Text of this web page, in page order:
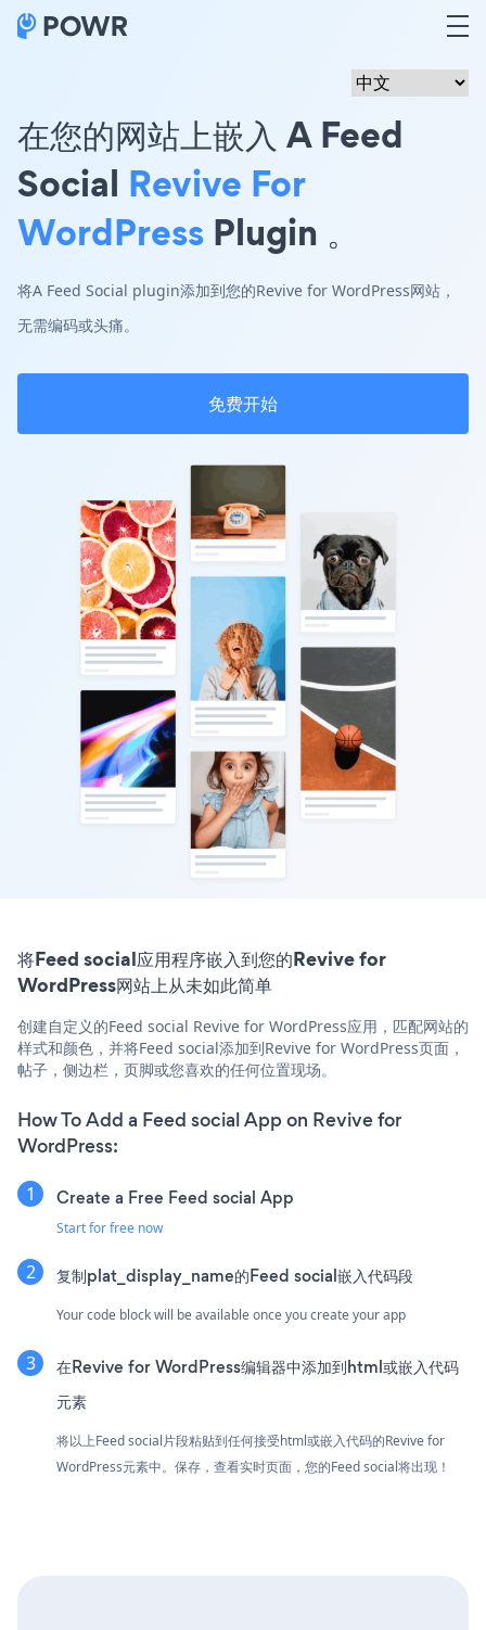
在您的网站上嵌入 A Feed
Social Revive For
WordPress Plugin 。
将A Feed Social plugin添加到您的Revive for WordPress网站，
无需编码或头痛。
免费开始
将Feed social应用程序嵌入到您的Revive for
WordPress网站上从未如此简单
创建自定义的Feed social Revive for WordPress应用，匹配网站的
样式和颜色，并将Feed social添加到Revive for WordPress页面，
帖子，侧边栏，页脚或您喜欢的任何位置现场。
How To Add a Feed social App on Revive for
WordPress:
Create a Free Feed social App
Start for free now
复制plat_display_name的Feed social嵌入代码段
Your code block will be available once you create your app
在Revive for WordPress编辑器中添加到html或嵌入代码
元素
将以上Feed social片段粘贴到任何接受html或嵌入代码的Revive for
WordPress元素中。保存，查看实时页面，您的Feed social将出现！